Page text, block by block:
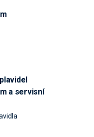
a servisní